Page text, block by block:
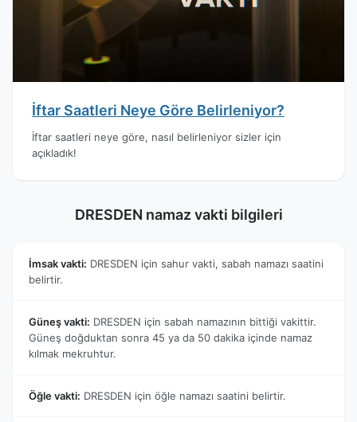
İftar Saatleri Neye Göre Belirleniyor?
İftar saatleri neye göre, nasıl belirleniyor sizler için
açıkladık!
DRESDEN namaz vakti bilgileri
İmsak vakti: DRESDEN için sahur vakti, sabah namazı saatini
belirtir.
Güneş vakti: DRESDEN için sabah namazının bittiği vakittir.
Güneş doğduktan sonra 45 ya da 50 dakika içinde namaz
kılmak mekruhtur.
Öğle vakti: DRESDEN için öğle namazı saatini belirtir.